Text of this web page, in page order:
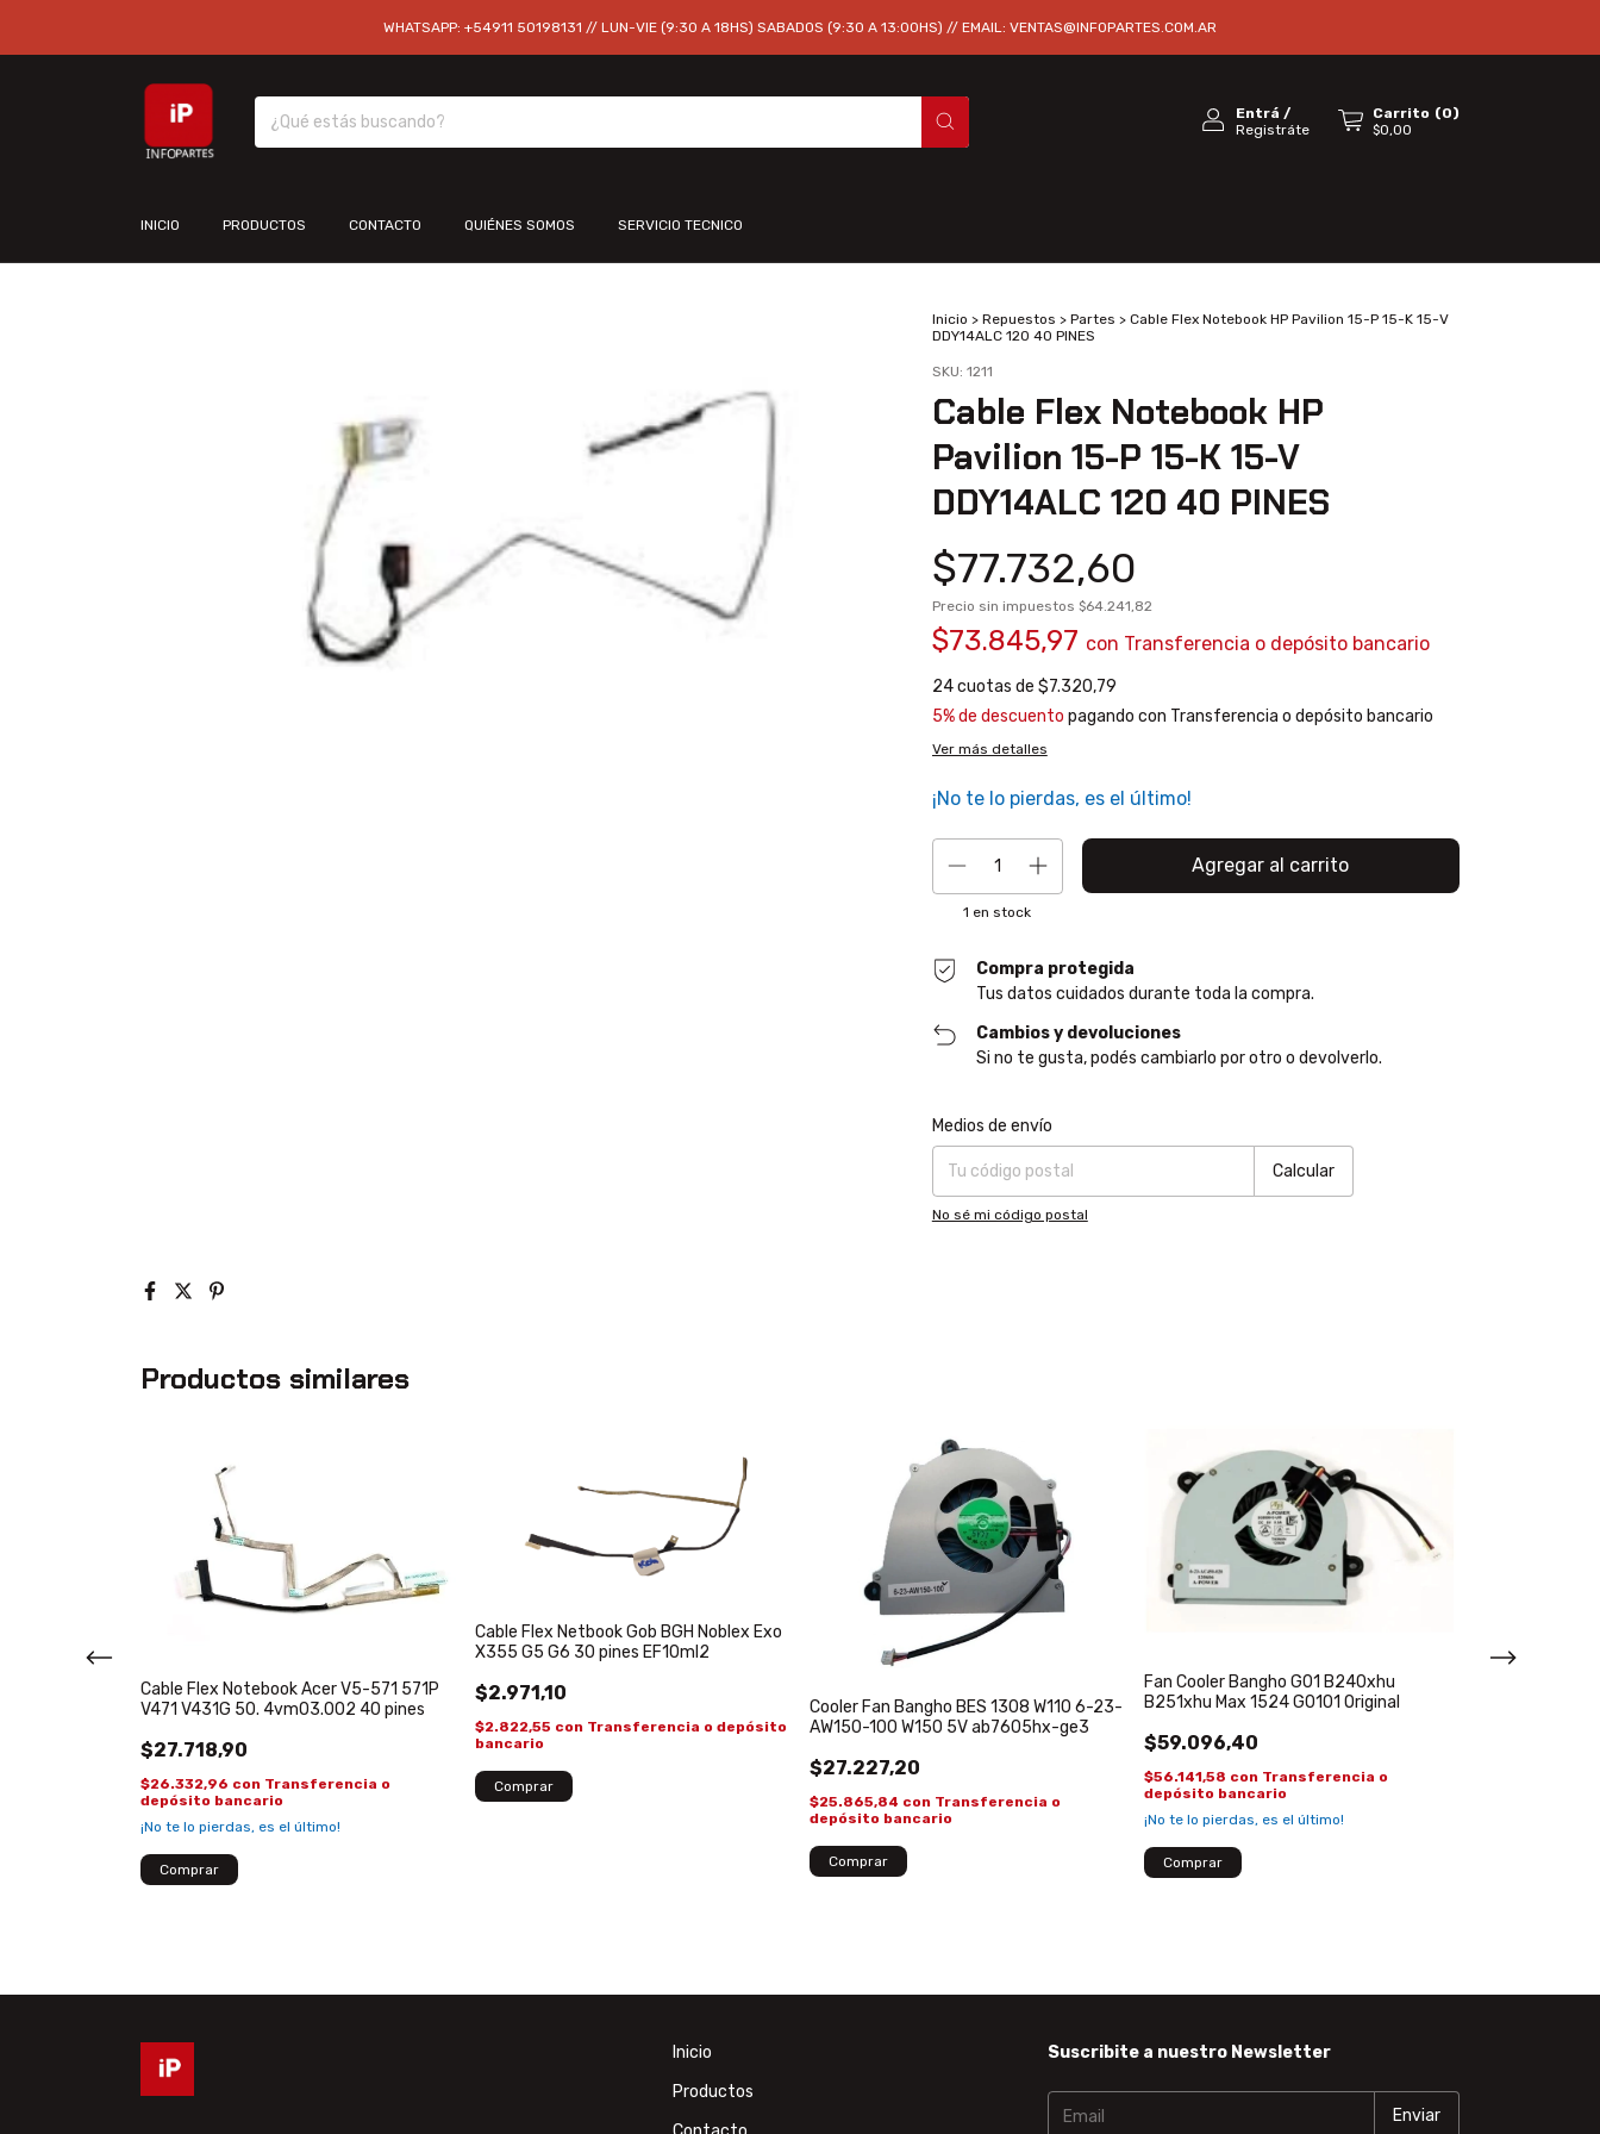
WHATSAPP: +54911 50198131 // LUN-VIE (9:30 A 18HS) SABADOS (9:30 A 13:00HS) // EMAIL: VENTAS@INFOPARTES.COM.AR
Entrá /
Registráte
Carrito (0)
$0,00
INICIO PRODUCTOS CONTACTO QUIÉNES SOMOS SERVICIO TECNICO
Inicio > Repuestos > Partes > Cable Flex Notebook HP Pavilion 15-P 15-K 15-V
DDY14ALC 120 40 PINES
SKU: 1211
Cable Flex Notebook HP
Pavilion 15-P 15-K 15-V
DDY14ALC 120 40 PINES
$77.732,60
Precio sin impuestos $64.241,82
$73.845,97 con Transferencia o depósito bancario
24cuotas de $7.320,79
5% de descuento pagando con Transferencia o depósito bancario
Ver más detalles
¡No te lo pierdas, es el último!
1 en stock
Compra protegida
Tus datos cuidados durante toda la compra.
Cambios y devoluciones
Si no te gusta, podés cambiarlo por otro o devolverlo.
Entregas para el CP:
Medios de envío
Calcular
No sé mi código postal
Productos similares
Cable Flex Notebook Acer V5-571 571P
V471 V431G 50. 4vm03.002 40 pines
$27.718,90
$26.332,96 con Transferencia o
depósito bancario
¡No te lo pierdas, es el último!
Cable Flex Netbook Gob BGH Noblex Exo
X355 G5 G6 30 pines EF10ml2
$2.971,10
$2.822,55 con Transferencia o depósito
bancario
Cooler Fan Bangho BES 1308 W110 6-23-
AW150-100 W150 5V ab7605hx-ge3
$27.227,20
$25.865,84 con Transferencia o
depósito bancario
Fan Cooler Bangho G01 B240xhu
B251xhu Max 1524 G0101 Original
$59.096,40
$56.141,58 con Transferencia o
depósito bancario
¡No te lo pierdas, es el último!
Cooler Fan
Inicio
Productos
Suscribite a nuestro Newsletter